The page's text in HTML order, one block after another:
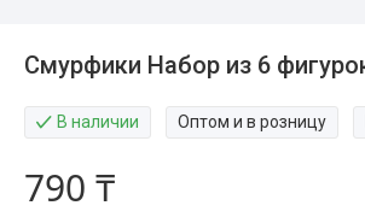
Смурфики Набор из 6
В наличии Оптом и в розницу
790 ₸